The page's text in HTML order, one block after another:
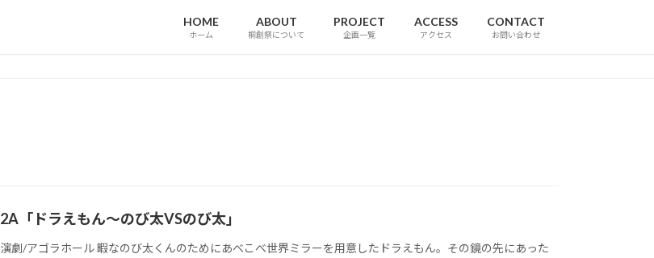
HOME
ホーム
ABOUT
桐創祭について
PROJECT
企画一覧
ACCESS
アクセス
CONTACT
お問い合わせ
2A「ドラえもん〜のび太VSのび太」
演劇/アゴラホール 暇なのび太くんのためにあべこべ世界ミラーを用意したドラえもん。その鏡の先にあった